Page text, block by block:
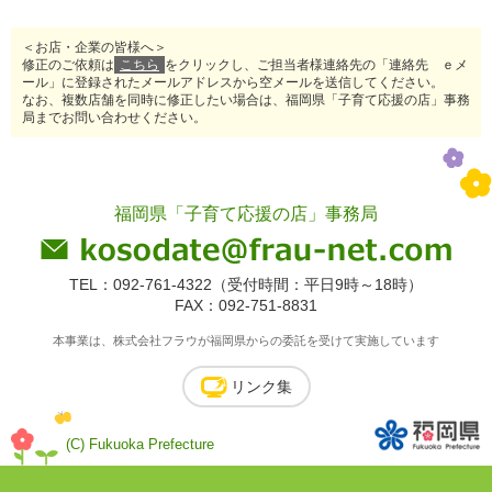
＜お店・企業の皆様へ＞
修正のご依頼は こちら をクリックし、ご担当者様連絡先の「連絡先 ｅメ
ール」に登録されたメールアドレスから空メールを送信してください。
なお、複数店舗を同時に修正したい場合は、福岡県「子育て応援の店」事務
局までお問い合わせください。
福岡県「子育て応援の店」事務局
TEL：092-761-4322（受付時間：平日9時～18時）
FAX：092-751-8831
本事業は、株式会社フラウが福岡県からの委託を受けて実施しています
リンク集
(C) Fukuoka Prefecture